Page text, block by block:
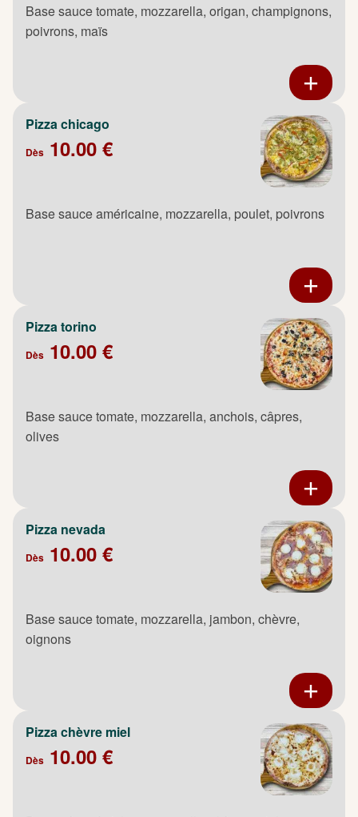
Base sauce tomate, mozzarella, origan, champignons,
poivrons, maïs
Pizza chicago
Dès 10.00 €
Base sauce américaine, mozzarella, poulet, poivrons
Pizza torino
Dès 10.00 €
Base sauce tomate, mozzarella, anchois, câpres,
olives
Pizza nevada
Dès 10.00 €
Base sauce tomate, mozzarella, jambon, chèvre,
oignons
Pizza chèvre miel
Dès 10.00 €